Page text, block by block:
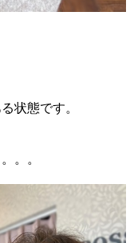
状態です。
。。